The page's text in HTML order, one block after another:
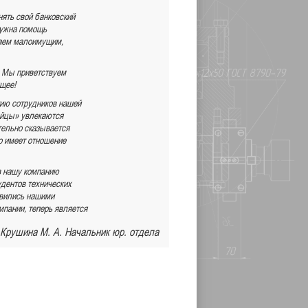
свой банковский
помощь
малоимущим,
Мы приветствуем
сотрудников нашей
увлекаются
сказывается
имеет отношение
нашу компанию
технических
нашими
теперь является
Крушина М. А. Начальник юр. отдела